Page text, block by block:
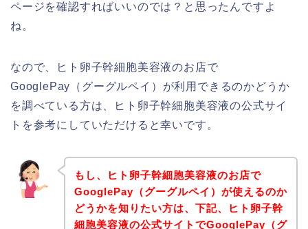
ページを確認すればいいのでは？と思ったんですよ
ね。
なので、ヒト卵子幹細胞美容液のお店で
GooglePay（グーグルペイ）が利用できるのかどうか
を調べている方は、ヒト卵子幹細胞美容液の公式サイ
トを参考にしていただけると幸いです。
もし、ヒト卵子幹細胞美容液のお店で
GooglePay（グーグルペイ）が使えるのか
どうかを知りたい方は、下記、ヒト卵子幹
細胞美容液の公式サイトでGooglePay（グ